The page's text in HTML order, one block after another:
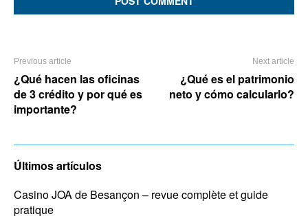
Previous article
¿Qué hacen las oficinas
de 3 crédito y por qué es
importante?
Next article
¿Qué es el patrimonio
neto y cómo calcularlo?
Últimos artículos
Casino JOA de Besançon – revue complète et guide
pratique